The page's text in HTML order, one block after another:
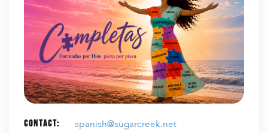
Contact: spanish@sugarcreek.net